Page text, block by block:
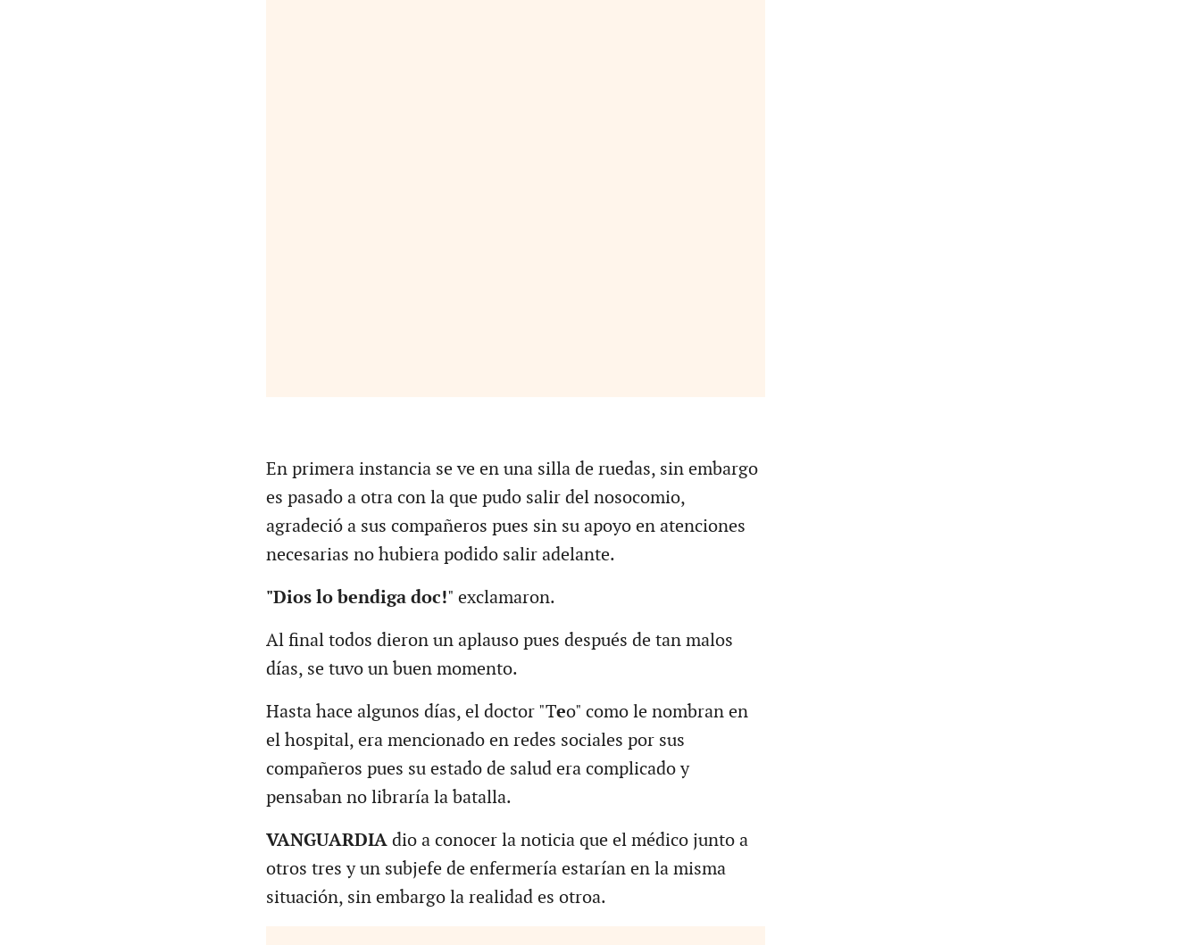
En primera instancia se ve en una silla de ruedas, sin embargo
es pasado a otra con la que pudo salir del nosocomio,
agradeció a sus compañeros pues sin su apoyo en atenciones
necesarias no hubiera podido salir adelante.
"Dios lo bendiga doc!" exclamaron.
Al final todos dieron un aplauso pues después de tan malos
días, se tuvo un buen momento.
Hasta hace algunos días, el doctor "Teo" como le nombran en
el hospital, era mencionado en redes sociales por sus
compañeros pues su estado de salud era complicado y
pensaban no libraría la batalla.
VANGUARDIA dio a conocer la noticia que el médico junto a
otros tres y un subjefe de enfermería estarían en la misma
situación, sin embargo la realidad es otroa.